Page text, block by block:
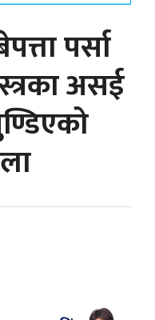
पर्सा
असई